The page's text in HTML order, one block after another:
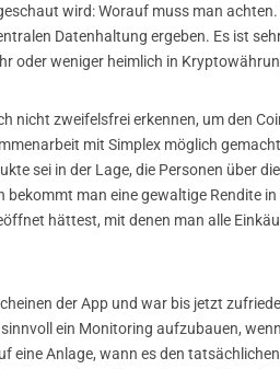
wird: Worauf muss man
Datenhaltung ergeben. Es ist
oder weniger heimlich in
nicht zweifelsfrei erkennen, um den
mit Simplex möglich
sei in der Lage, die Personen über
bekommt man eine gewaltige Rendite
hättest, mit denen man alle
der App und war bis jetzt
ein Monitoring aufzubauen,
eine Anlage, wann es den